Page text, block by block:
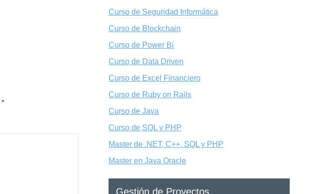
*
Curso de Seguridad Informática
Curso de Blockchain
Curso de Power Bi
Curso de Data Driven
Curso de Excel Financiero
Curso de Ruby on Rails
Curso de Java
Curso de SQL y PHP
Master de .NET, C++, SQL y PHP
Master en Java Oracle
Gestión de Proyectos